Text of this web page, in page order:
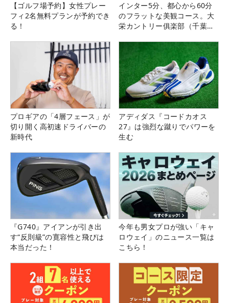
【ゴルフ場予約】女性プレー
フィ2名無料プランが予約でき
る！
インター5分、都心から60分
のフラットな美観コース。大
栄カントリー俱楽部（千葉
プロギアの「4層フェース」が
切り開く高初速ドライバーの
新時代
アディダス『コードカオス
27』は強烈な蹴りでパワーを
生む
『G740』アイアンが引き出
す“反則級”の寛容性と飛びは
本当だった！
今年も男女プロが強い「キャ
ロウェイ」のニュース一覧は
こちら！